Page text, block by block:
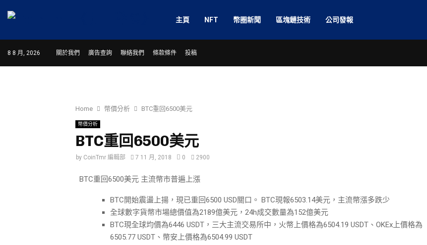
主頁 NFT 幣圈新聞 區塊鏈技術 公司發報
8 8 月, 2026 關於我們 廣告查詢 聯絡我們 條款條件 投稿
Home 幣價分析 BTC重回6500美元
幣價分析
BTC重回6500美元
by CoinTmr 編輯部 7 11 月, 2018 0 2900
BTC重回6500美元 主流幣市普遍上漲
BTC開始震盪上揚，現已重回6500 USD關口。 BTC現報6503.14美元，主流幣漲多跌少
全球數字貨幣市場總價值為2189億美元，24h成交數量為152億美元
BTC現全球均價為6446 USDT，三大主流交易所中，火幣上價格為6504.19 USDT、OKEx上價格為
6505.77 USDT、幣安上價格為6504.99 USDT